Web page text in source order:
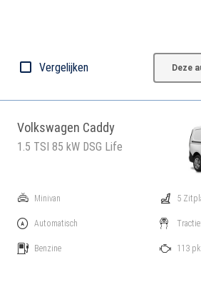
Vergelijken Deze
Volkswagen Caddy
1.5 TSI 85 kW DSG Life
Minivan
Automatisch
Benzine
5
113 pk